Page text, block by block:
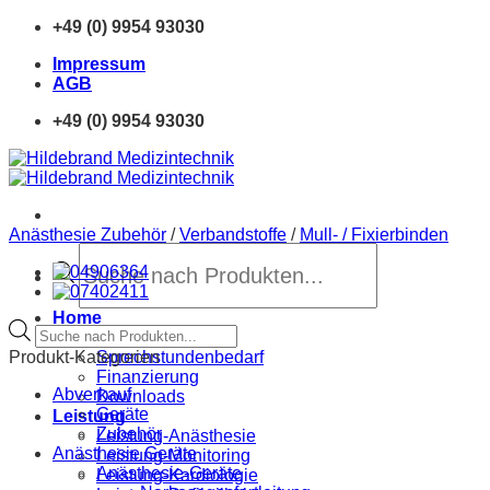
Zum
springen
+49 (0) 9954 93030
Impressum
AGB
+49 (0) 9954 93030
search
Home
Neue Produkte
Sprechstundenbedarf
Finanzierung
Downloads
Leistung
Leistung-Anästhesie
Leistung-Monitoring
Leistung-Kardiologie
Anästhesie Zubehör / Verbandstoffe / Mull- / Fixierbinden
Products
search
Produkt-Kategorien
Abverkauf
Geräte
Zubehör
Anästhesie Geräte
Anästhesie-Geräte